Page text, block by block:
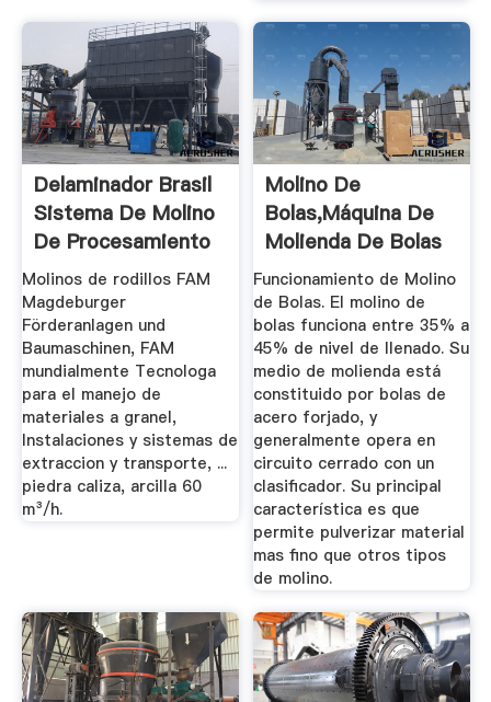
Delaminador Brasil
Sistema De Molino
De Procesamiento
De ...
Molinos de rodillos FAM
Magdeburger
Förderanlagen und
Baumaschinen, FAM
mundialmente Tecnologa
para el manejo de
materiales a granel,
Instalaciones y sistemas de
extraccion y transporte, ...
piedra caliza, arcilla 60
m³/h.
Molino De
Bolas,máquina De
Molienda De Bolas
Para Venta ...
Funcionamiento de Molino
de Bolas. El molino de
bolas funciona entre 35% a
45% de nivel de llenado. Su
medio de molienda está
constituido por bolas de
acero forjado, y
generalmente opera en
circuito cerrado con un
clasificador. Su principal
característica es que
permite pulverizar material
mas fino que otros tipos
de molino.